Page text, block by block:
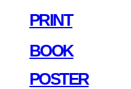
PRINT
BOOK
POSTER